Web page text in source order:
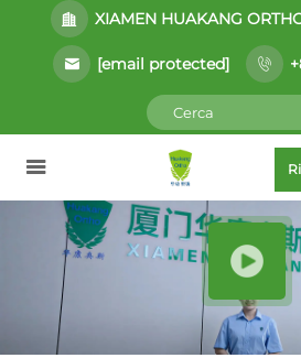
XIAMEN HUAKANG
[email protected]